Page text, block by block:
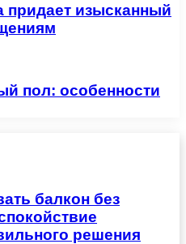
придает изысканный
пол: особенности
балкон без
решения